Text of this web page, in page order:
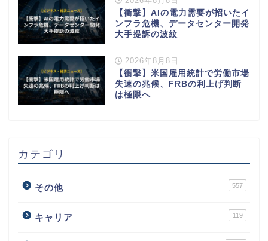
【衝撃】AIの電力需要が招いたイ
ンフラ危機、データセンター開発
大手提訴の波紋
2026年8月8日
【衝撃】米国雇用統計で労働市場
失速の兆候、FRBの利上げ判断
は極限へ
カテゴリ
その他 557
キャリア 119